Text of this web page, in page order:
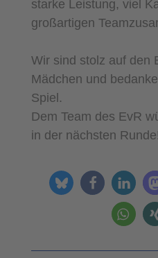
starke Leistung, viel
großartigen
Wir sind stolz auf den
Mädchen und
Spiel.
Dem Team des EvR
in der nächsten Runde!